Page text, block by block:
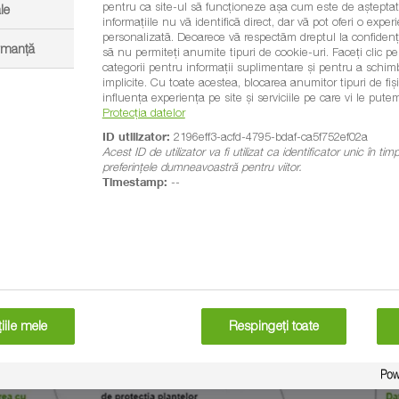
BASF a inițiat, împreună cu partenerii săi rețeaua de
Șase idei pentru ferma
pentru ca site-ul să funcționeze așa cum este de
informațiile nu vă identifică direct, dar vă pot oferi o
personalizată. Deoarece vă respectăm dreptul la
să nu permiteți anumite tipuri de cookie-uri. Faceți clic
categorii pentru informații suplimentare și pentru a
implicite. Cu toate acestea, blocarea anumitor tipuri de
influența experiența pe site și serviciile pe care vi le
Protecția datelor
ID utilizator: 2196eff3-acfd-4795-bdaf-ca5f752ef02a
Acest ID de utilizator va fi utilizat ca identificator unic în
preferințele dumneavoastră pentru viitor.
Timestamp: --
mele Respingeți toate